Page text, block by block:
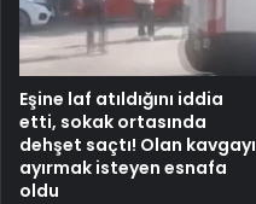
Eşine laf atıldığını iddia
etti, sokak ortasında
dehşet saçtı! Olan kavgayı
ayırmak isteyen esnafa
oldu